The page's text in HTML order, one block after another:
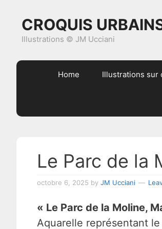
primary
content
primary
footer
CROQUIS
Illustrations © JM Ucciani
Home Illustrations sur
Le Parc de la
octobre 6, 2025 by JM Ucciani
« Le Parc de la Moline,
Aquarelle représentant